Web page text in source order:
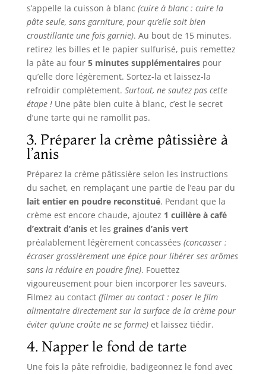
s’appelle la cuisson à blanc (cuire à blanc : cuire la
pâte seule, sans garniture, pour qu’elle soit bien
croustillante une fois garnie). Au bout de 15 minutes,
retirez les billes et le papier sulfurisé, puis remettez
la pâte au four 5 minutes supplémentairespour
qu’elle dore légèrement. Sortez-la et laissez-la
refroidir complètement. Surtout, ne sautez pas cette
étape !Une pâte bien cuite à blanc, c’est le secret
d’une tarte qui ne ramollit pas.
3. Préparer la crème pâtissière à
l’anis
Préparez la crème pâtissière selon les instructions
du sachet, en remplaçant une partie de l’eau par du
lait entier en poudre reconstitué. Pendant que la
crème est encore chaude, ajoutez 1 cuillère à café
d’extrait d’aniset les graines d’anis vert
préalablement légèrement concassées (concasser :
écraser grossièrement une épice pour libérer ses arômes
sans la réduire en poudre fine). Fouettez
vigoureusement pour bien incorporer les saveurs.
Filmez au contact (filmer au contact : poser le film
alimentaire directement sur la surface de la crème pour
éviter qu’une croûte ne se forme)et laissez tiédir.
4. Napper le fond de tarte
Une fois la pâte refroidie, badigeonnez le fond avec